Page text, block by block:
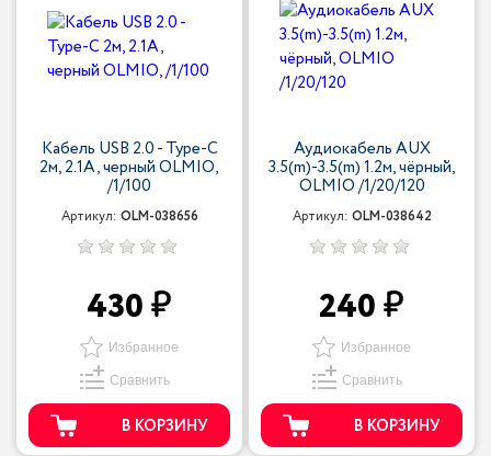
Кабель USB 2.0 - Type-С
2м, 2.1A, черный OLMIO,
/1/100
Артикул: OLM-038656
430
Избранное
Сравнить
В КОРЗИНУ
Аудиокабель AUX
3.5(m)-3.5(m) 1.2м, чёрный,
OLMIO /1/20/120
Артикул: OLM-038642
240
Избранное
Сравнить
В КОРЗИНУ